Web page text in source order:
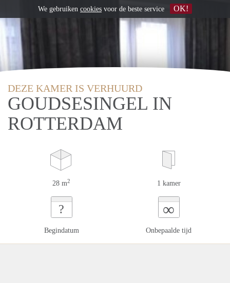
DEZE KAMER IS VERHUURD
GOUDSESINGEL IN
ROTTERDAM
28 m2 1 kamer
?
Begindatum
∞
Onbepaalde tijd
We gebruiken cookies voor de beste service OK!